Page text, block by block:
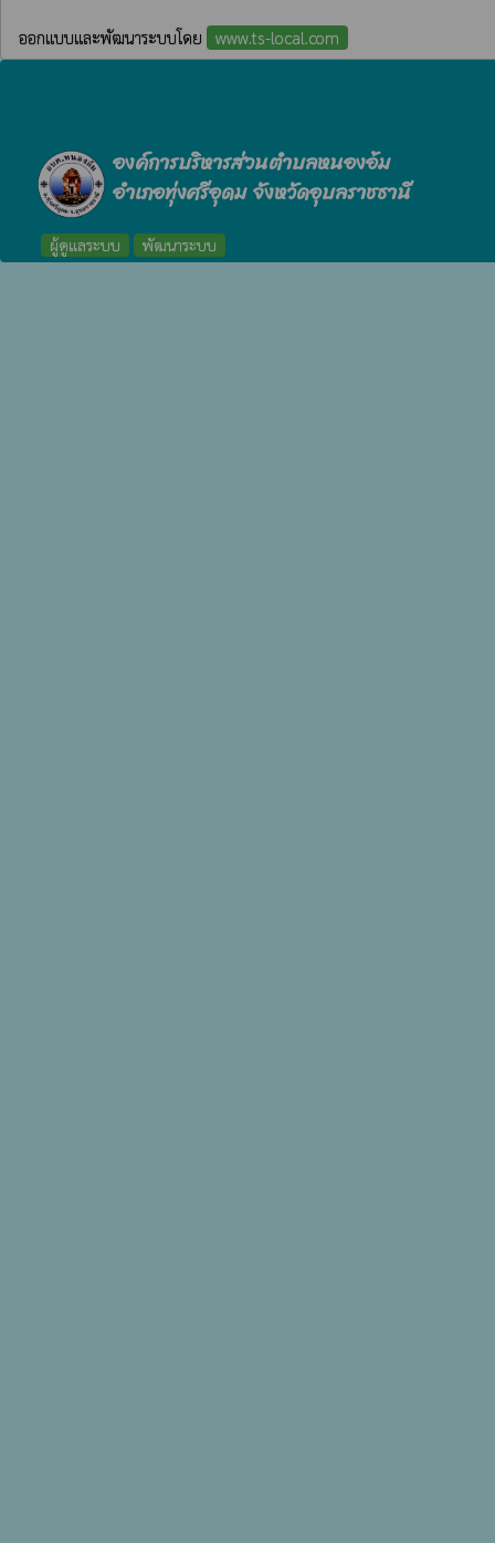
ออกแบบและพัฒนาระบบโดย www.ts-local.com
องค์การบริหารส่วนตำบลหนองอ้ม
อำเภอทุ่งศรีอุดม จังหวัดอุบลราชธานี
ผู้ดูแลระบบ พัฒนาระบบ